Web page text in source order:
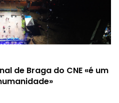
de Braga do CNE «é um